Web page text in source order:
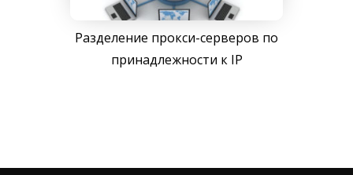
Разделение прокси-серверов по
принадлежности к IP